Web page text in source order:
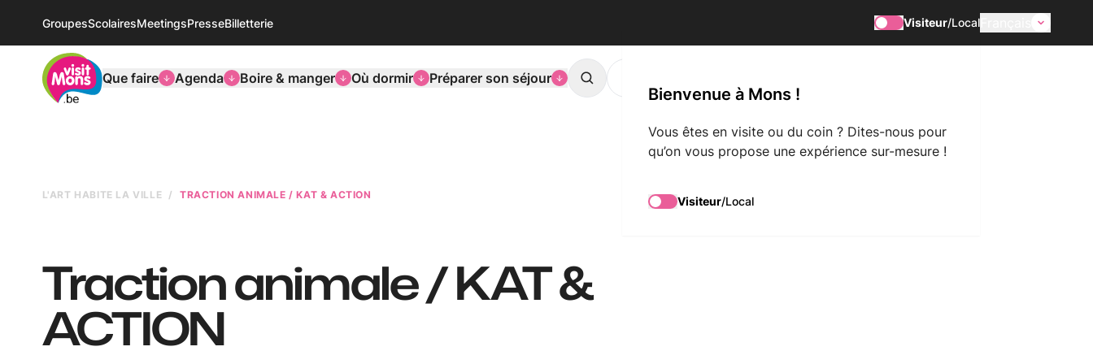
GroupesScolairesMeetingsPresseBilletterie Visiteur/Local
Bienvenue à Mons !
Vous êtes en visite ou du coin ? Dites-nous pour
qu’on vous propose une expérience sur-mesure !
Visiteur/Local
VisitMons Logo
Que faire
Agenda Boire & manger Où dormir Préparer son séjour Search
L'ART HABITE LA VILLE TRACTION ANIMALE / KAT & ACTION
Traction animale / KAT &
ACTION